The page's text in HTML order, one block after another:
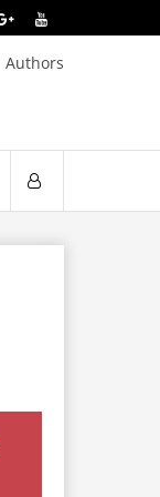
Authors